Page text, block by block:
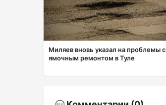
Миляев вновь указал на проблемы с
ямочным ремонтом в Туле